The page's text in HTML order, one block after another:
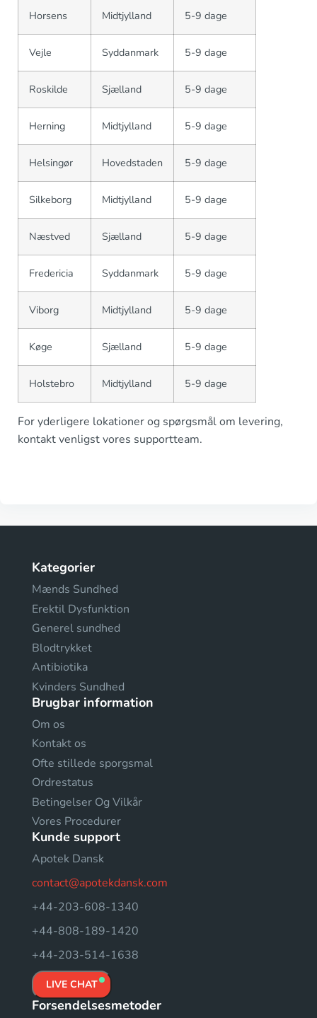
Horsens Midtjylland 5-9 dage
Vejle Syddanmark 5-9 dage
Roskilde Sjælland 5-9 dage
Herning Midtjylland 5-9 dage
Helsingør Hovedstaden 5-9 dage
Silkeborg Midtjylland 5-9 dage
Næstved Sjælland 5-9 dage
Fredericia Syddanmark 5-9 dage
Viborg Midtjylland 5-9 dage
Køge Sjælland 5-9 dage
Holstebro Midtjylland 5-9 dage
For yderligere lokationer og spørgsmål om levering,
kontakt venligst vores supportteam.
Kategorier
Mænds Sundhed
Erektil Dysfunktion
Generel sundhed
Blodtrykket
Antibiotika
Kvinders Sundhed
Brugbar information
Om os
Kontakt os
Ofte stillede sporgsmal
Ordrestatus
Betingelser Og Vilkår
Vores Procedurer
Kunde support
Apotek Dansk
contact@apotekdansk.com
+44-203-608-1340
+44-808-189-1420
+44-203-514-1638
LIVE CHAT
Forsendelsesmetoder